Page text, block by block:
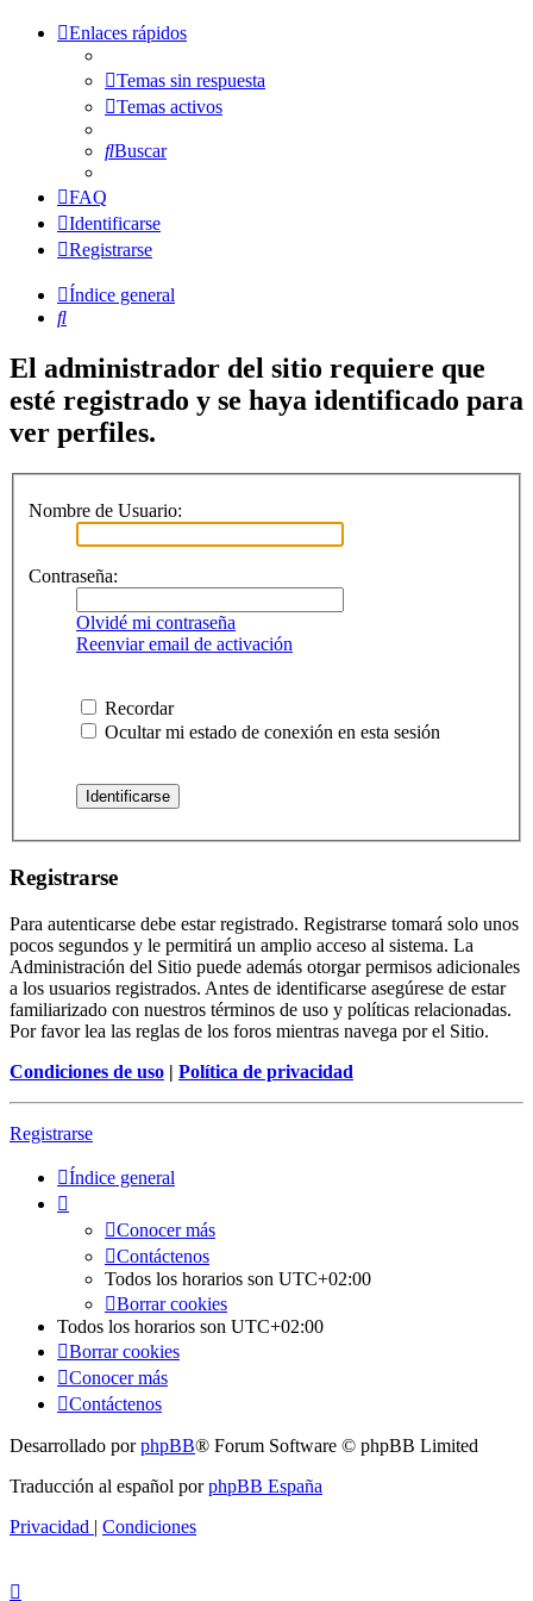
Enlaces rápidos
Temas sin respuesta
Temas activos
Buscar
FAQ
Identificarse
Registrarse
Índice general
Buscar
El administrador del sitio requiere que
esté registrado y se haya identificado para
ver perfiles.
Nombre de Usuario:
Contraseña:
Olvidé mi contraseña
Reenviar email de activación
Recordar
Ocultar mi estado de conexión en esta sesión
Registrarse
Para autenticarse debe estar registrado. Registrarse tomará solo unos
pocos segundos y le permitirá un amplio acceso al sistema. La
Administración del Sitio puede además otorgar permisos adicionales
a los usuarios registrados. Antes de identificarse asegúrese de estar
familiarizado con nuestros términos de uso y políticas relacionadas.
Por favor lea las reglas de los foros mientras navega por el Sitio.
Condiciones de uso | Política de privacidad
Registrarse
Índice general
Conocer más
Contáctenos
Todos los horarios son UTC+02:00
Borrar cookies
Todos los horarios son UTC+02:00
Borrar cookies
Conocer más
Contáctenos
Desarrollado porphpBB® Forum Software © phpBB Limited
Traducción al español porphpBB España
Privacidad | Condiciones